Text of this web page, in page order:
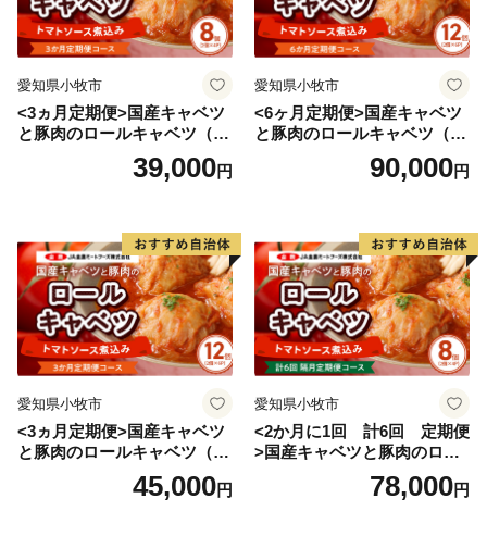
玉東町は熊本県北部に位置する自然に恵まれた町です。
定されています。 基幹産業である農業は、市場で評価
の高いみかんや梨、スイカのほか、スモモの1種である
ある“ハニーローザアイスクリーム”は熊本県優良新商品
ご寄附は、玉東町を「もっと応援したい!」と思ってい
ただけるような活用をしていきます。
◎返礼品の内容・お届け先・お届け時期等ふるさと納税
全般についてのお問合せ
株式会社ローカル
E-mail：gyokuto@lo-cal.co.jp
TEL：096-288-5620 FAX：096-245-6158
愛知県小牧市
<3ヵ月定期便>国産キャベツ
と豚肉のロールキャベツ（4P
39,000円
愛知県小牧市
<6ヶ月定期便>国産キャベツ
と豚肉のロールキャベツ（6P
90,000円
愛知県小牧市
<3ヵ月定期便>国産キャベツ
と豚肉のロールキャベツ（6P
45,000円
愛知県小牧市
<2か月に1回 計6回 定期便
>国産キャベツと豚肉のロー
ルキャベツ（4P入り）
78,000円